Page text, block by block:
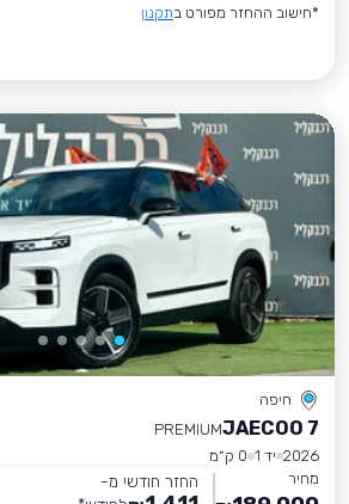
*חישוב ההחזר מפורט בתקנון
חיפה
JAECOO 7
PREMIUM
2026 יד 1
0 ק״מ
מחיר
החזר חודשי מ-